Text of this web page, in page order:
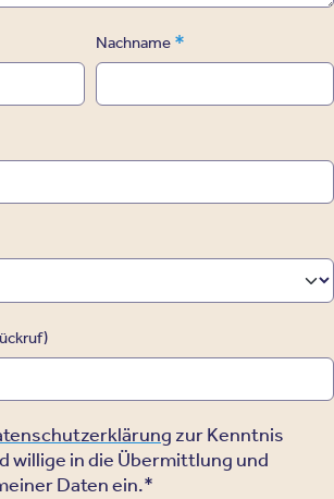
Nachname *
zur Kenntnis
willige in die Übermittlung und
Daten ein.*